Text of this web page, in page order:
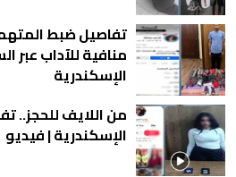
تفاصيل ضبط المتهم
منافية للآداب عبر
الإسكندرية
من اللايف للحجز..
الإسكندرية | فيديو